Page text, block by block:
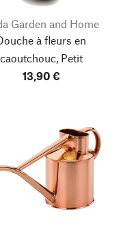
Garden and Home
à fleurs en
caoutchouc, Petit
13,90 €